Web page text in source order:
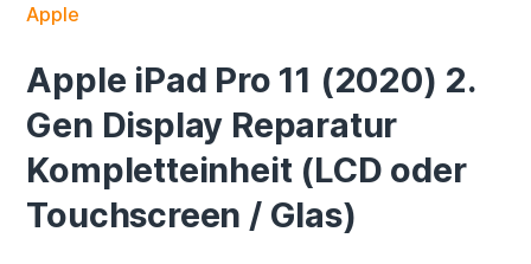
Apple
Apple iPad Pro 11 (2020) 2.
Gen Display Reparatur
Kompletteinheit (LCD oder
Touchscreen / Glas)